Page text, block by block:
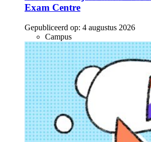
Exam Centre
Gepubliceerd op: 4 augustus 2026
Campus